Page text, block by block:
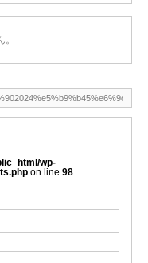
wp-
on line 98